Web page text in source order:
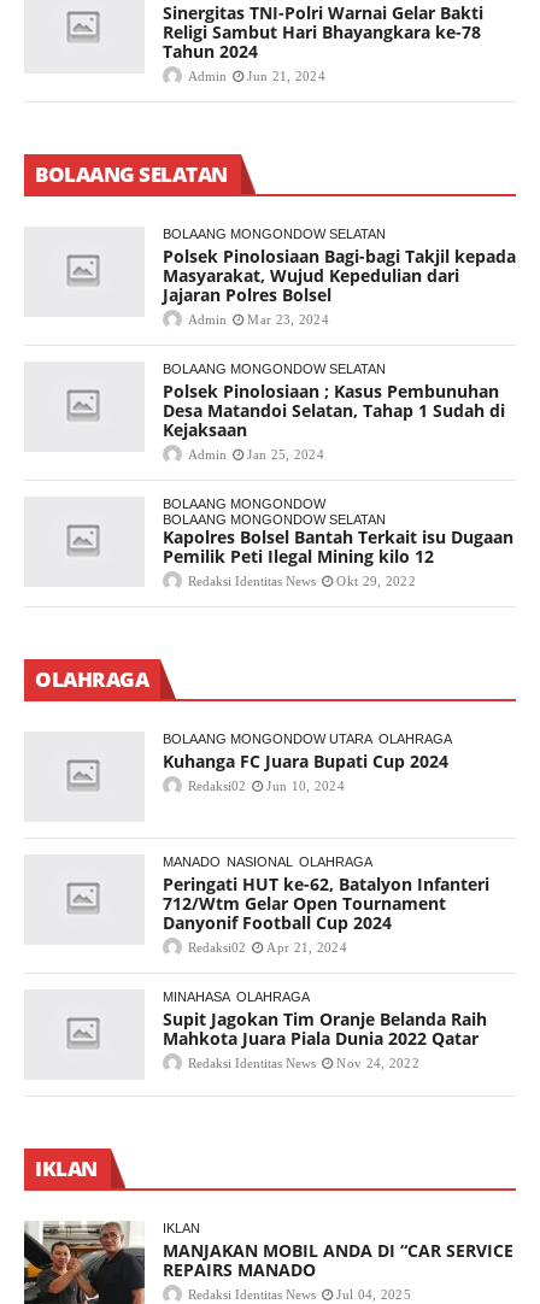
Sinergitas TNI-Polri Warnai Gelar Bakti
Religi Sambut Hari Bhayangkara ke-78
Tahun 2024
Admin Jun 21, 2024
BOLAANG SELATAN
BOLAANG MONGONDOW SELATAN
Polsek Pinolosiaan Bagi-bagi Takjil kepada
Masyarakat, Wujud Kepedulian dari
Jajaran Polres Bolsel
Admin Mar 23, 2024
BOLAANG MONGONDOW SELATAN
Polsek Pinolosiaan ; Kasus Pembunuhan
Desa Matandoi Selatan, Tahap 1 Sudah di
Kejaksaan
Admin Jan 25, 2024
BOLAANG MONGONDOW
BOLAANG MONGONDOW SELATAN
Kapolres Bolsel Bantah Terkait isu Dugaan
Pemilik Peti Ilegal Mining kilo 12
Redaksi Identitas News Okt 29, 2022
OLAHRAGA
BOLAANG MONGONDOW UTARA OLAHRAGA
Kuhanga FC Juara Bupati Cup 2024
Redaksi02 Jun 10, 2024
MANADO NASIONAL OLAHRAGA
Peringati HUT ke-62, Batalyon Infanteri
712/Wtm Gelar Open Tournament
Danyonif Football Cup 2024
Redaksi02 Apr 21, 2024
MINAHASA OLAHRAGA
Supit Jagokan Tim Oranje Belanda Raih
Mahkota Juara Piala Dunia 2022 Qatar
Redaksi Identitas News Nov 24, 2022
IKLAN
IKLAN
MANJAKAN MOBIL ANDA DI “CAR SERVICE
REPAIRS MANADO
Redaksi Identitas News Jul 04, 2025